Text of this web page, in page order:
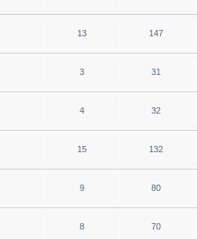
13 147
3 31
4 32
15 132
9 80
8 70